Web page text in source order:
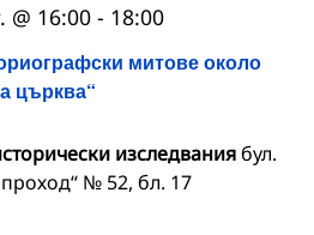
митове около
църква“
@ 16:00 - 18:00
изследваниябул.
№ 52, бл. 17